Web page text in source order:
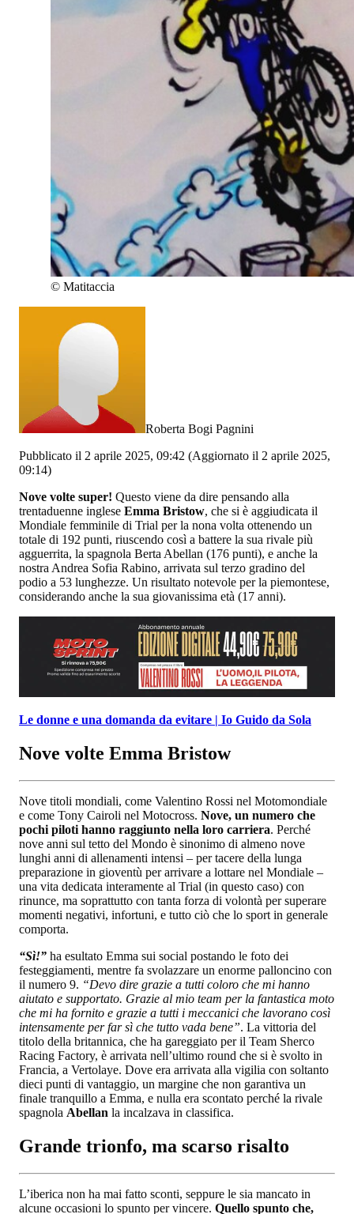
© Matitaccia
Roberta Bogi Pagnini
Pubblicato il 2 aprile 2025, 09:42 (Aggiornato il 2 aprile 2025,
09:14)
Nove volte super! Questo viene da dire pensando alla
trentaduenne inglese Emma Bristow, che si è aggiudicata il
Mondiale femminile di Trial per la nona volta ottenendo un
totale di 192 punti, riuscendo così a battere la sua rivale più
agguerrita, la spagnola Berta Abellan (176 punti), e anche la
nostra Andrea Sofia Rabino, arrivata sul terzo gradino del
podio a 53 lunghezze. Un risultato notevole per la piemontese,
considerando anche la sua giovanissima età (17 anni).
Le donne e una domanda da evitare | Io Guido da Sola
Nove volte Emma Bristow
Nove titoli mondiali, come Valentino Rossi nel Motomondiale
e come Tony Cairoli nel Motocross. Nove, un numero che
pochi piloti hanno raggiunto nella loro carriera. Perché
nove anni sul tetto del Mondo è sinonimo di almeno nove
lunghi anni di allenamenti intensi – per tacere della lunga
preparazione in gioventù per arrivare a lottare nel Mondiale –
una vita dedicata interamente al Trial (in questo caso) con
rinunce, ma soprattutto con tanta forza di volontà per superare
momenti negativi, infortuni, e tutto ciò che lo sport in generale
comporta.
“Sì!” ha esultato Emma sui social postando le foto dei
festeggiamenti, mentre fa svolazzare un enorme palloncino con
il numero 9. “Devo dire grazie a tutti coloro che mi hanno
aiutato e supportato. Grazie al mio team per la fantastica moto
che mi ha fornito e grazie a tutti i meccanici che lavorano così
intensamente per far sì che tutto vada bene”. La vittoria del
titolo della britannica, che ha gareggiato per il Team Sherco
Racing Factory, è arrivata nell’ultimo round che si è svolto in
Francia, a Vertolaye. Dove era arrivata alla vigilia con soltanto
dieci punti di vantaggio, un margine che non garantiva un
finale tranquillo a Emma, e nulla era scontato perché la rivale
spagnola Abellan la incalzava in classifica.
Grande trionfo, ma scarso risalto
L’iberica non ha mai fatto sconti, seppure le sia mancato in
alcune occasioni lo spunto per vincere. Quello spunto che,